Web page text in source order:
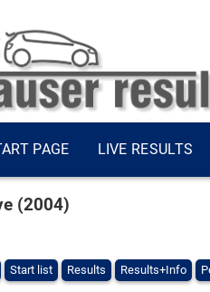
PAGE LIVE RESULTS
(2004)
Start list Results Results+Info